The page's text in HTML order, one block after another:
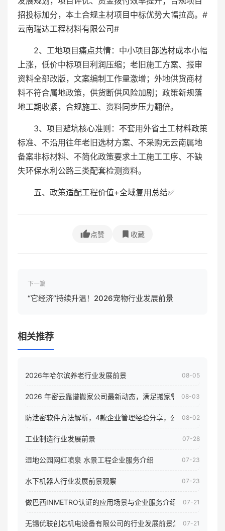
招投标加分，本土合规主材项目中标优势大幅拉高。#
云南瑞达工程材料有限公司#
2、工地项目痛点共情：中小项目部选材成本小幅
上涨，低价中标项目利润压缩；老旧施工方案、报审
资料全部改版，文案编制工作量激增；外地供货商材
料不符合属地政策，供货断供风险加剧；政策新规落
地工期收紧，合规施工、资料同步压力翻倍。
3、项目避坑核心准则：不套用外省土工材料政策
标准、不沿用往年老旧选材方案、不采购无云南属地
备案非标材料、不简化政策要求土工施工工序、不缺
失环保水利公路三类配套检测资料。
五、政策适配工程价值+全域复用总结✅
点赞 收藏
下一篇
“它经济”持续升温！2026宠物行业发展前景
相关推荐
2026年哈尔滨养老行业发展前景 08-05
2026 年密云靠谱搬家公司最新动态，满足搬家需求！08-03
防泄密软件方法解析，4款企业管理经验分享，公司员工电脑核
08-02
工业制造行业发展前景 07-28
湿地公园网红喷泉 水景工程企业服务介绍 07-23
水下机器人行业发展前景观察 07-23
做巴西INMETRO认证的应用场景与企业服务介绍 07-21
无锡优联创芯机电设备有限公司的行业发展前景怎样07-21